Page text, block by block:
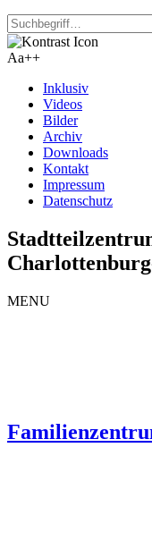
Aa++
Inklusiv
Videos
Bilder
Archiv
Downloads
Kontakt
Impressum
Datenschutz
MENU